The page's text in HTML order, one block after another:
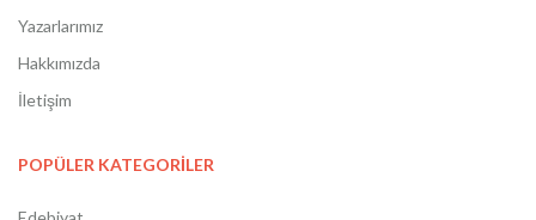
Yazarlarımız
Hakkımızda
İletişim
POPÜLER KATEGORİLER